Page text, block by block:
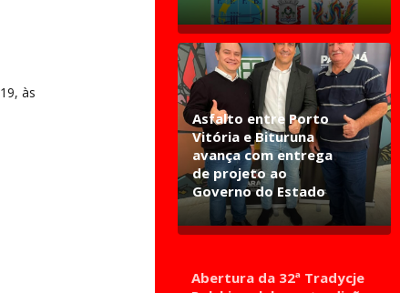
às
Asfalto entre Porto
Vitória e Bituruna
avança com entrega
de projeto ao
Governo do Estado
Abertura da 32ª Tradycje